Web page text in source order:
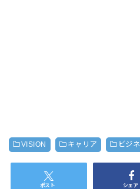
VISION キャリア ビジ
ポスト シェア